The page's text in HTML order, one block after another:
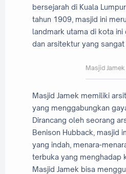
bersejarah di Kuala
tahun 1909, masjid ini
landmark utama di kota ini
dan arsitektur yang sangat
Masjid
Masjid Jamek memiliki
yang menggabungkan
Dirancang oleh seorang
Benison Hubback, masjid
yang indah, menara-
terbuka yang menghadap
Masjid Jamek bisa